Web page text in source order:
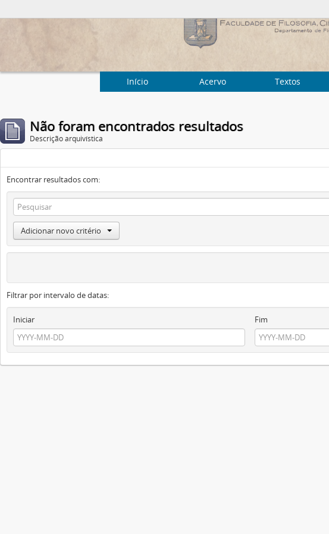
Início Acervo Textos
Não foram encontrados resultados
Descrição arquivística
Encontrar resultados com:
Adicionar novo critério
Filtrar por intervalo de datas:
Iniciar
Fim